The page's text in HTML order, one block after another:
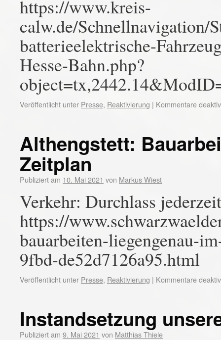
https://www.kreis-
calw.de/Schnellnavigation/
batterieelektrische-
Hesse-Bahn.php?
Veröffentlicht unter Presse, Reaktivierung | Kommentare
Althengstett:
Zeitplan
Publiziert am 10. Mai 2021 von Markus Wiest
Verkehr: Durchlass
https://
bauarbeiten-liegengenau-
9fbd-de52d7126a95.html
Veröffentlicht unter Presse, Reaktivierung | Kommentare
Instandsetzung
Publiziert am 9. Mai 2021 von Matthias Thiele